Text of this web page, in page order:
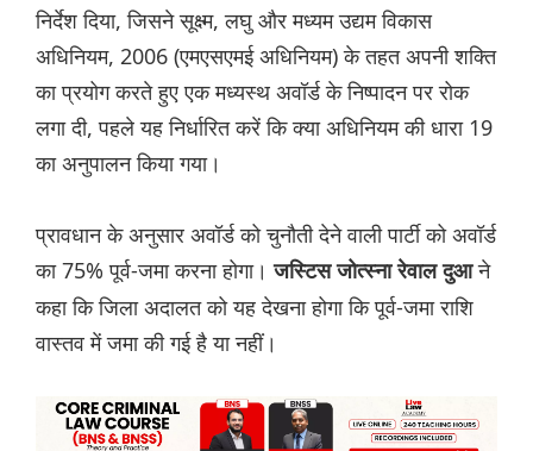
निर्देश दिया, जिसने सूक्ष्म, लघु और मध्यम उद्यम विकास
अधिनियम, 2006 (एमएसएमई अधिनियम) के तहत अपनी शक्ति
का प्रयोग करते हुए एक मध्यस्थ अवॉर्ड के निष्पादन पर रोक
लगा दी, पहले यह निर्धारित करें कि क्या अधिनियम की धारा 19
का अनुपालन किया गया।
प्रावधान के अनुसार अवॉर्ड को चुनौती देने वाली पार्टी को अवॉर्ड
का 75% पूर्व-जमा करना होगा।जस्टिस जोत्स्ना रेवाल दुआने
कहा कि जिला अदालत को यह देखना होगा कि पूर्व-जमा राशि
वास्तव में जमा की गई है या नहीं।